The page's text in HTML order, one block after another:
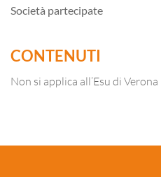
Società partecipate
CONTENUTI
Non si applica all’Esu di Verona